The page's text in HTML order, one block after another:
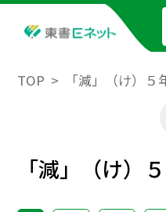
TOP 「減」（け）
「減」（け）